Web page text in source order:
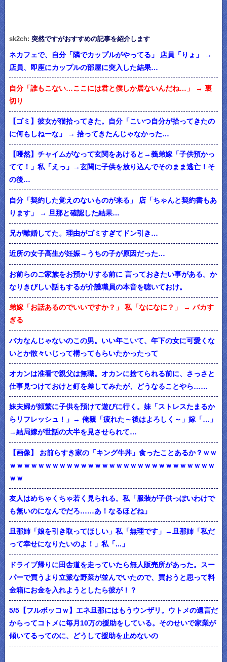
sk2ch: 突然ですがおすすめの記事を紹介します
ネカフェで、自分「隣でカップルがやってる」 店員「りょ」 →
店員、即座にカップルの部屋に突入した結果…
自分「誰もこない…ここには君と僕しか居ないんだね…」 → 裏
切り
【ゴミ】彼女が猫拾ってきた。自分「こいつ自分が拾ってきたの
に何もしねーな」 → 拾ってきたんじゃなかった…
【唖然】チャイムがなって玄関をあけると→義弟嫁「子供預かっ
てて！」私「えっ」→玄関に子供を放り込んでそのまま逃亡！そ
の後…
自分「契約した覚えのないものが来る」 店「ちゃんと契約書もあ
ります」 → 旦那と確認した結果…
兄が離婚してた。理由がゴミすぎてドン引き…
近所の女子高生が妊娠→うちの子が原因だった…
お前らのご家族をお預かりする前に 言っておきたい事がある。か
なりきびしい話もするが介護職員の本音を聴いておけ。
弟嫁「お話あるのでいいですか？」 私「なになに？」 → バカす
ぎる
バカなんじゃないのこの男。いい年こいて、年下の女に可愛くな
いとか散々いじって構ってもらいたかったって
オカンは准看で親父は無職。オカンに捨てられる前に、さっさと
仕事見つけておけと釘を差してみたが、どうなることやら……
妹夫婦が頻繁に子供を預けて遊びに行く。妹「ストレスたまるか
らリフレッシュ！」→ 俺親「疲れた～後はよろしく～」嫁「…」
→結局嫁が世話の大半を見させられて…
【画像】 お前らすき家の「キング牛丼」食ったことあるか？ｗｗ
ｗｗｗｗｗｗｗｗｗｗｗｗｗｗｗｗｗｗｗｗｗｗｗｗｗｗｗｗｗ
ｗｗ
友人はめちゃくちゃ若く見られる。私「服装が子供っぽいわけで
も無いのになんでだろ……あ！なるほどね」
旦那姉「娘を引き取ってほしい」私「無理です」→旦那姉「私だ
って幸せになりたいのよ！」私「...」
ドライブ帰りに田舎道を走っていたら無人販売所があった。スー
パーで買うより立派な野菜が並んでいたので、買おうと思って料
金箱にお金を入れようとしたら彼が！？
5/5【フルボッコｗ】エネ旦那にはもうウンザリ。ウトメの遺言だ
からってコトメに毎月10万の援助をしている。そのせいで家業が
傾いてるってのに、どうして援助を止めないの